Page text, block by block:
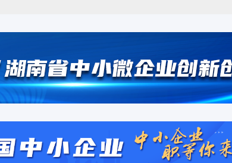
醴陵市贺家桥琥玛花炮厂
烟花爆竹静电防范技术服务